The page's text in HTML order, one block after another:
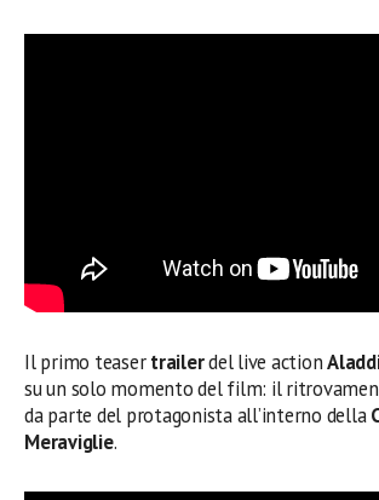
Il primo teasertrailerdel live action
su un solo momento del film: il
da parte del protagonista all’interno della
Meraviglie.